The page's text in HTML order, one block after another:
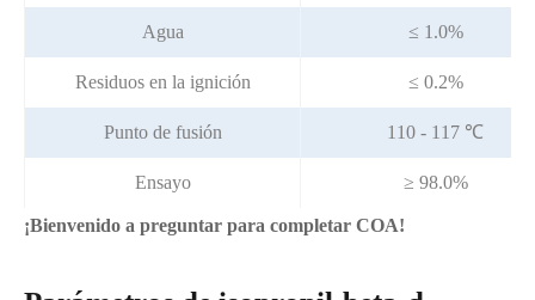
Agua ≤ 1.0%
Residuos en la ignición ≤ 0.2%
Punto de fusión 110 - 117 ℃
Ensayo ≥ 98.0%
¡Bienvenido a preguntar para completar COA!